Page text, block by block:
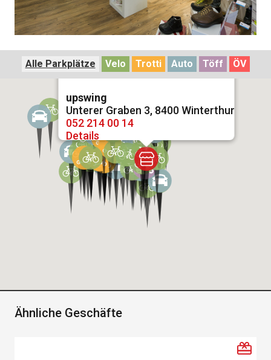
Alle Parkplätze Velo Trotti Auto Töff ÖV
upswing
Unterer Graben 3, 8400 Winterthur
052 214 00 14
Details
Ähnliche Geschäfte